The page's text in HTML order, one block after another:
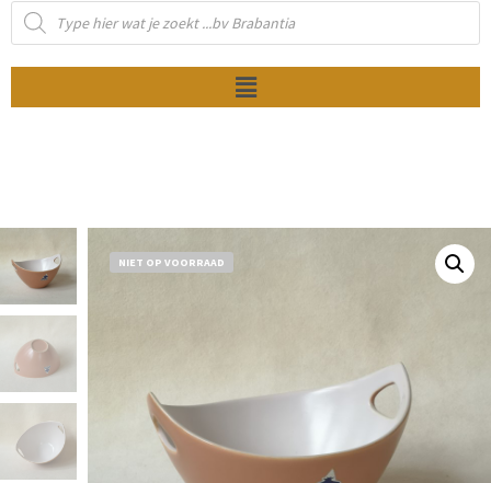
NIET OP VOORRAAD